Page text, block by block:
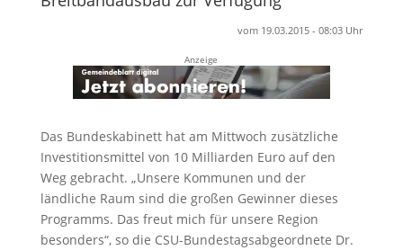
vom 19.03.2015 - 08:03 Uhr
Anzeige
Das Bundeskabinett hat am Mittwoch zusätzliche
Investitionsmittel von 10 Milliarden Euro auf den
Weg gebracht. „Unsere Kommunen und der
ländliche Raum sind die großen Gewinner dieses
Programms. Das freut mich für unsere Region
besonders“, so die CSU-Bundestagsabgeordnete Dr.